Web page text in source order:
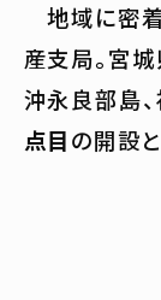
地域に密
産支局。宮
沖永良部島
点目の開設と